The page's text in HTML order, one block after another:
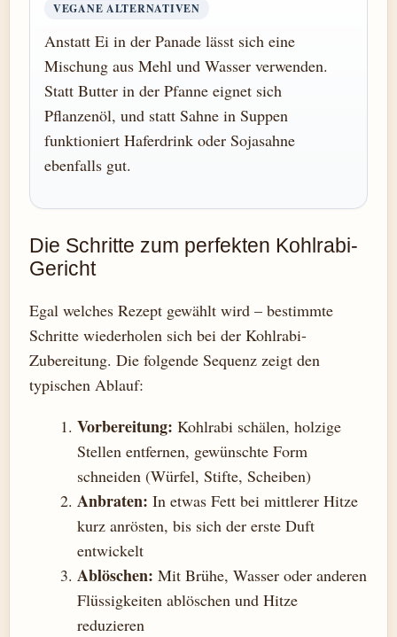
VEGANE ALTERNATIVEN
Anstatt Ei in der Panade lässt sich eine
Mischung aus Mehl und Wasser verwenden.
Statt Butter in der Pfanne eignet sich
Pflanzenöl, und statt Sahne in Suppen
funktioniert Haferdrink oder Sojasahne
ebenfalls gut.
Die Schritte zum perfekten Kohlrabi-
Gericht
Egal welches Rezept gewählt wird – bestimmte
Schritte wiederholen sich bei der Kohlrabi-
Zubereitung. Die folgende Sequenz zeigt den
typischen Ablauf:
Vorbereitung: Kohlrabi schälen, holzige
Stellen entfernen, gewünschte Form
schneiden (Würfel, Stifte, Scheiben)
Anbraten: In etwas Fett bei mittlerer Hitze
kurz anrösten, bis sich der erste Duft
entwickelt
Ablöschen: Mit Brühe, Wasser oder anderen
Flüssigkeiten ablöschen und Hitze
reduzieren